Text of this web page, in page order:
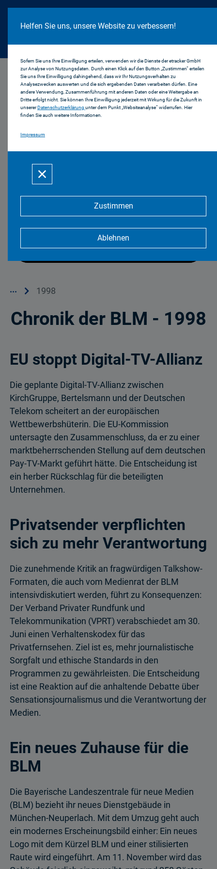
Cookie Hinweis
Helfen Sie uns, unsere Website zu verbessern!
Sofern Sie uns Ihre Einwilligung erteilen, verwenden wir die Dienste der etracker GmbH
zur Analyse von Nutzungsdaten. Durch einen Klick auf den Button „Zustimmen“ erteilen
Sie uns Ihre Einwilligung dahingehend, dass wir Ihr Nutzungsverhalten zu
Analysezwecken auswerten und die sich ergebenden Daten verarbeiten dürfen. Eine
andere Verwendung, Zusammenführung mit anderen Daten oder eine Weitergabe an
Dritte erfolgt nicht. Sie können Ihre Einwilligung jederzeit mit Wirkung für die Zukunft in
unsererDatenschutzerklärung unter dem Punkt „Websiteanalyse“ widerrufen. Hier
finden Sie auch weitere Informationen.
Impressum
Zustimmen
Ablehnen
1998
... 1998
Chronik der BLM - 1998
EU stoppt Digital-TV-Allianz
Die geplante Digital-TV-Allianz zwischen
KirchGruppe, Bertelsmann und der Deutschen
Telekom scheitert an der europäischen
Wettbewerbshüterin. Die EU-Kommission
untersagte den Zusammenschluss, da er zu einer
marktbeherrschenden Stellung auf dem deutschen
Pay-TV-Markt geführt hätte. Die Entscheidung ist
ein herber Rückschlag für die beteiligten
Unternehmen.
Privatsender verpflichten
sich zu mehr Verantwortung
Die zunehmende Kritik an fragwürdigen Talkshow-
Formaten, die auch vom Medienrat der BLM
intensivdiskutiert werden, führt zu Konsequenzen:
Der Verband Privater Rundfunk und
Telekommunikation (VPRT) verabschiedet am 30.
Juni einen Verhaltenskodex für das
Privatfernsehen. Ziel ist es, mehr journalistische
Sorgfalt und ethische Standards in den
Programmen zu gewährleisten. Die Entscheidung
ist eine Reaktion auf die anhaltende Debatte über
Sensationsjournalismus und die Verantwortung der
Medien.
Ein neues Zuhause für die
BLM
Die Bayerische Landeszentrale für neue Medien
(BLM) bezieht ihr neues Dienstgebäude in
München-Neuperlach. Mit dem Umzug geht auch
ein modernes Erscheinungsbild einher: Ein neues
Logo mit dem Kürzel BLM und einer stilisierten
Raute wird eingeführt. Am 11. November wird das